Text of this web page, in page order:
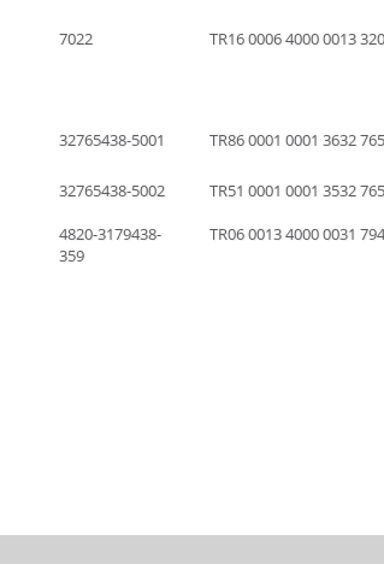
7022 TR16 0006 4000 0013
32765438-5001 TR86 0001 0001 3632
32765438-5002
4820-3179438-
359
TR51 0001 0001 3532
TR06 0013 4000 0031